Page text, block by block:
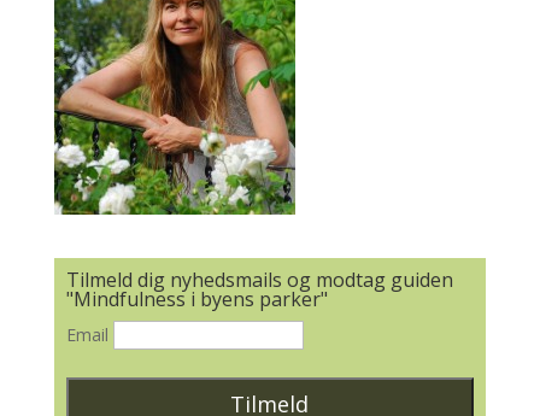
Tilmeld dig nyhedsmails og modtag guiden
"Mindfulness i byens parker"
Email